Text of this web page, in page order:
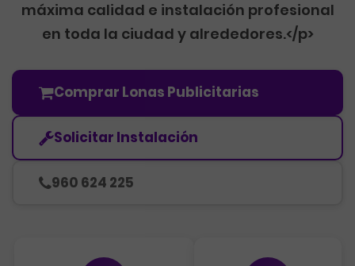
máxima calidad e instalación profesional
en toda la ciudad y alrededores.</p>
Comprar Lonas Publicitarias
Solicitar Instalación
960 624 225